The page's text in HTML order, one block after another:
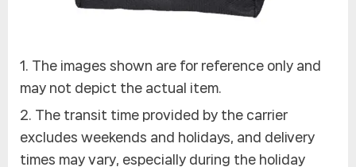
The images shown are for reference only and
may not depict the actual item.
The transit time provided by the carrier
excludes weekends and holidays, and delivery
times may vary, especially during the holiday